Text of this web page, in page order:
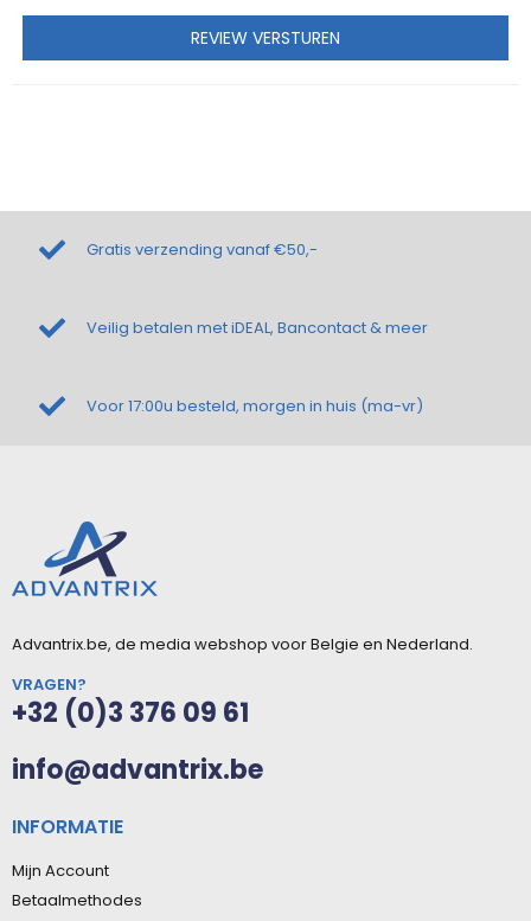
REVIEW VERSTUREN
Gratis verzending vanaf €50,-
Veilig betalen met iDEAL, Bancontact & meer
Voor 17:00u besteld, morgen in huis (ma-vr)
Advantrix.be, de media webshop voor Belgie en Nederland.
VRAGEN?
+32 (0)3 376 09 61
info@advantrix.be
INFORMATIE
Mijn Account
Betaalmethodes